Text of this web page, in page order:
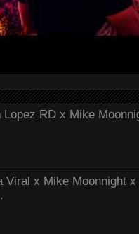
Lopez RD x Mike
Viral x Mike Moonnight